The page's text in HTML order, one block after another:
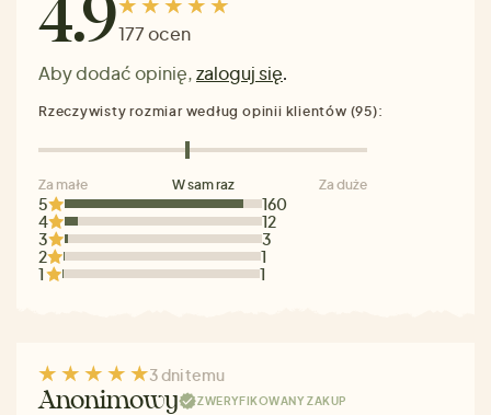
4.9177 ocen
Aby dodać opinię,zaloguj się.
5
160
4
12
3
3
2
1
1
1
Rzeczywisty rozmiar według opinii klientów (95):
Za małe W sam raz Za duże
3 dni temu
Anonimowy ZWERYFIKOWANY ZAKUP